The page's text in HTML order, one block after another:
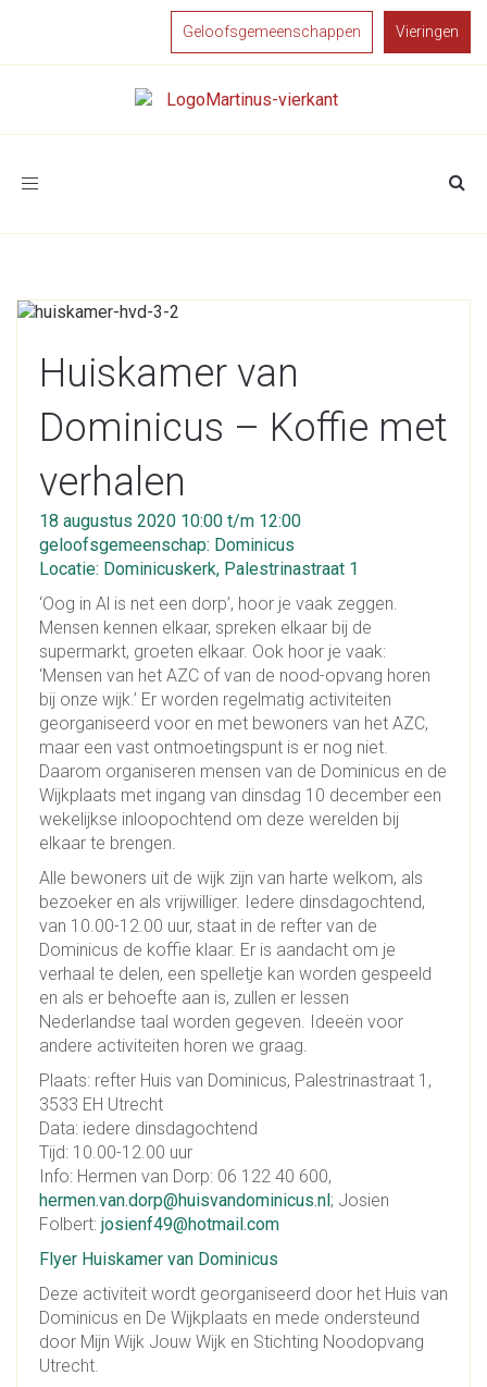
Geloofsgemeenschappen Vieringen
Toggle
Huiskamer van
Dominicus – Koffie met
verhalen
18 augustus 2020 10:00 t/m 12:00
geloofsgemeenschap: Dominicus
Locatie: Dominicuskerk, Palestrinastraat 1
‘Oog in Al is net een dorp’, hoor je vaak zeggen.
Mensen kennen elkaar, spreken elkaar bij de
supermarkt, groeten elkaar. Ook hoor je vaak:
‘Mensen van het AZC of van de nood-opvang horen
bij onze wijk.’ Er worden regelmatig activiteiten
georganiseerd voor en met bewoners van het AZC,
maar een vast ontmoetingspunt is er nog niet.
Daarom organiseren mensen van de Dominicus en de
Wijkplaats met ingang van dinsdag 10 december een
wekelijkse inloopochtend om deze werelden bij
elkaar te brengen.
Alle bewoners uit de wijk zijn van harte welkom, als
bezoeker en als vrijwilliger. Iedere dinsdagochtend,
van 10.00-12.00 uur, staat in de refter van de
Dominicus de koffie klaar. Er is aandacht om je
verhaal te delen, een spelletje kan worden gespeeld
en als er behoefte aan is, zullen er lessen
Nederlandse taal worden gegeven. Ideeën voor
andere activiteiten horen we graag.
Plaats: refter Huis van Dominicus, Palestrinastraat 1,
3533 EH Utrecht
Data: iedere dinsdagochtend
Tijd: 10.00-12.00 uur
Info: Hermen van Dorp: 06 122 40 600,
hermen.van.dorp@huisvandominicus.nl; Josien
Folbert: josienf49@hotmail.com
Flyer Huiskamer van Dominicus
Deze activiteit wordt georganiseerd door het Huis van
Dominicus en De Wijkplaats en mede ondersteund
door Mijn Wijk Jouw Wijk en Stichting Noodopvang
Utrecht.